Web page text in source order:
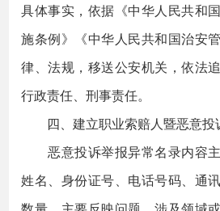
具体事实，依据《中华人民共和
施条例》《中华人民共和国治安
律、法规，移送公安机关，依法
行政责任、刑事责任。
四、建立职业索赔人暨恶意投
恶意投诉举报异常名录内容主
姓名、身份证号、电话号码、通